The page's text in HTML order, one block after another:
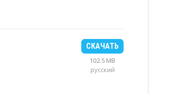
СКАЧАТЬ
102.5 MB
русский